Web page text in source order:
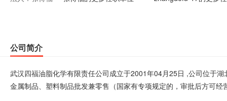
公司简介
武汉四福油脂化学有限责任公司成立于2001年04月25日 ,公司位于
金属制品、塑料制品批发兼零售（国家有专项规定的，审批后方可经